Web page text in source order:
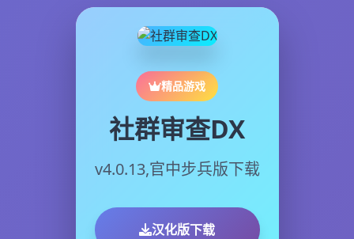
精品游戏
社群审查DX
v4.0.13,官中步兵版下载
汉化版下载